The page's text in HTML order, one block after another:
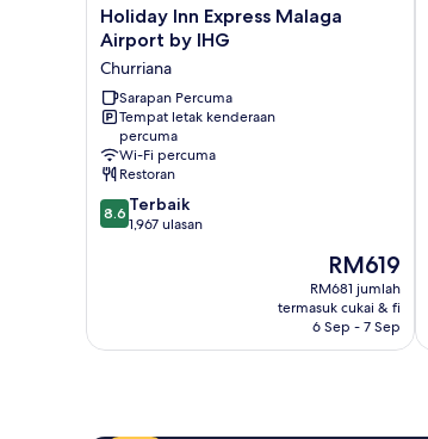
Holiday
Inn
Express
Malaga
Airport
by
IHG
Churriana
Holiday Inn Express Malaga
Airport by IHG
Churriana
Sarapan Percuma
Tempat letak kenderaan
percuma
Wi-Fi percuma
Restoran
8.6
daripada
8.6 Terbaik
1,967 ulasan
Harga
ialah
RM619
RM619
RM681 jumlah
termasuk cukai & fi
6 Sep - 7 Sep